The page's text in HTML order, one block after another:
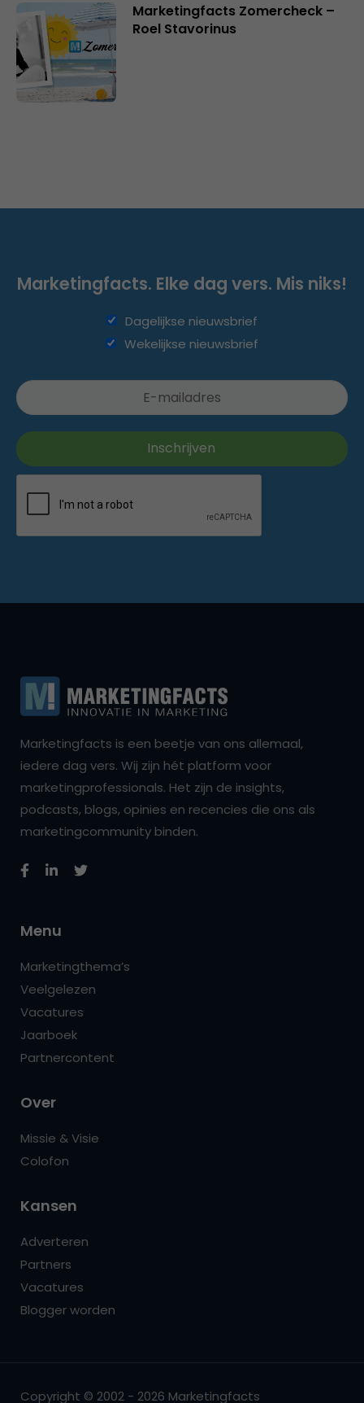
Marketingfacts Zomercheck –
Roel Stavorinus
Marketingfacts. Elke dag vers. Mis niks!
Dagelijkse nieuwsbrief
Wekelijkse nieuwsbrief
Marketingfacts is een beetje van ons allemaal,
iedere dag vers. Wij zijn hét platform voor
marketingprofessionals. Het zijn de insights,
podcasts, blogs, opinies en recencies die ons als
marketingcommunity binden.
Menu
Marketingthema’s
Veelgelezen
Vacatures
Jaarboek
Partnercontent
Over
Missie & Visie
Colofon
Kansen
Adverteren
Partners
Vacatures
Blogger worden
Copyright © 2002 - 2026 Marketingfacts